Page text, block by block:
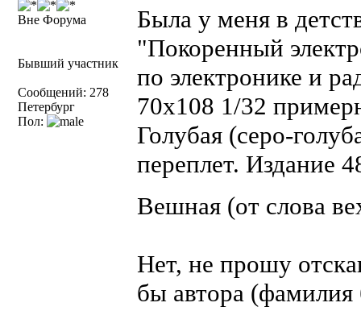
Вне Форума
Бывший участник
Сообщений: 278
Петербург
Пол:
Была у меня в
"Покоренный
по электронике и
70х108 1/32
Голубая (серо-
переплет. Издание
Вешная (от слова
Нет, не прошу
бы автора